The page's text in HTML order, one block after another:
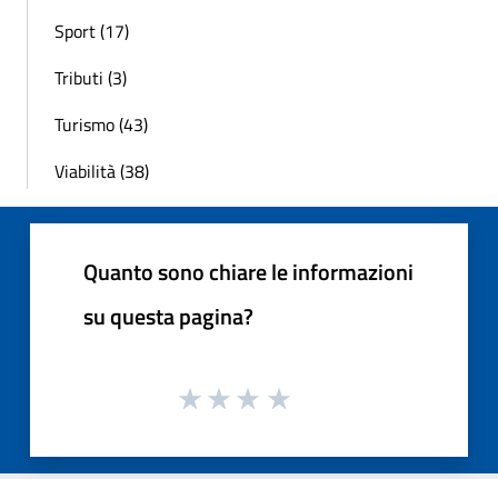
Sport (17)
Tributi (3)
Turismo (43)
Viabilità (38)
Quanto sono chiare le informazioni
su questa pagina?